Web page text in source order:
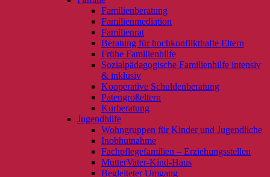
Familienberatung
Familienmediation
Familienrat
Beratung für hochkonflikthafte Eltern
Frühe Familienhilfe
Sozialpädagogische Familienhilfe intensiv
& inklusiv
Kooperative Schuldenberatung
Patengroßeltern
Kurberatung
Jugendhilfe
Wohngruppen für Kinder und Jugendliche
Inobhutnahme
Fachpflegefamilien – Erziehungsstellen
MutterVater-Kind-Haus
Begleiteter Umgang